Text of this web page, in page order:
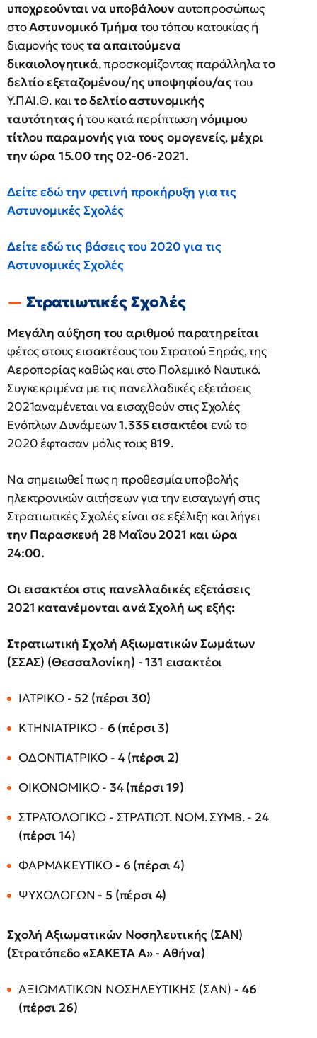
υποχρεούνται να υποβάλουν αυτοπροσώπως
στοΑστυνομικό Τμήμα του τόπου κατοικίας ή
διαμονής τουςτα απαιτούμενα
δικαιολογητικά, προσκομίζοντας παράλληλατο
δελτίο εξεταζομένου/ης υποψηφίου/αςτου
Υ.ΠΑΙ.Θ. καιτο δελτίο αστυνομικής
ταυτότηταςή του κατά περίπτωση νόμιμου
τίτλου παραμονής για τους ομογενείς, μέχρι
την ώρα 15.00 της 02-06-2021.
Δείτε εδώ την φετινή προκήρυξη για τις
Αστυνομικές Σχολές
Δείτε εδώ τις βάσεις του 2020 για τις
Αστυνομικές Σχολές
Στρατιωτικές Σχολές
Μεγάλη αύξηση του αριθμού παρατηρείται
φέτος στους εισακτέους του Στρατού Ξηράς, της
Αεροπορίας καθώς και στο Πολεμικό Ναυτικό.
Συγκεκριμένα με τις πανελλαδικές εξετάσεις
2021αναμένεται να εισαχθούν στις Σχολές
Ενόπλων Δυνάμεων1.335 εισακτέοιενώ το
2020 έφτασαν μόλις τους819.
Να σημειωθεί πως η προθεσμία υποβολής
ηλεκτρονικών αιτήσεων για την εισαγωγή στις
Στρατιωτικές Σχολές είναι σε εξέλιξη και λήγει
την Παρασκευή 28 Μαΐου 2021 και ώρα
24:00.
Οι εισακτέοι στις πανελλαδικές εξετάσεις
2021 κατανέμονται ανά Σχολή ως εξής:
Στρατιωτική Σχολή Αξιωματικών Σωμάτων
(ΣΣΑΣ) (Θεσσαλονίκη) - 131 εισακτέοι
ΙΑΤΡΙΚΟ -52 (πέρσι 30)
ΚΤΗΝΙΑΤΡΙΚΟ - 6 (πέρσι 3)
ΟΔΟΝΤΙΑΤΡΙΚΟ - 4 (πέρσι 2)
ΟΙΚΟΝΟΜΙΚΟ - 34 (πέρσι 19)
ΣΤΡΑΤΟΛΟΓΙΚΟ - ΣΤΡΑΤΙΩΤ. ΝΟΜ. ΣΥΜΒ. - 24
(πέρσι 14)
ΦΑΡΜΑΚΕΥΤΙΚΟ - 6 (πέρσι 4)
ΨΥΧΟΛΟΓΩΝ - 5 (πέρσι 4)
Σχολή Αξιωματικών Νοσηλευτικής (ΣΑΝ)
(Στρατόπεδο «ΣΑΚΕΤΑ Α» - Αθήνα)
ΑΞΙΩΜΑΤΙΚΩΝ ΝΟΣΗΛΕΥΤΙΚΗΣ (ΣΑΝ) - 46
(πέρσι 26)